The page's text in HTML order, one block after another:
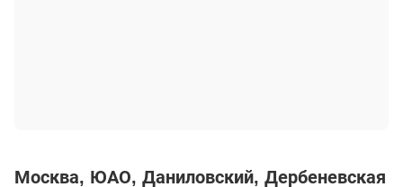
Москва ЮАО Даниловский Дербеневская